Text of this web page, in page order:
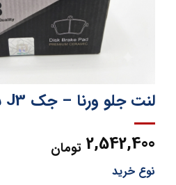
لنت جلو ورنا – جک J3 سرامیکی BHB
2,542,400 تومان
نوع خرید